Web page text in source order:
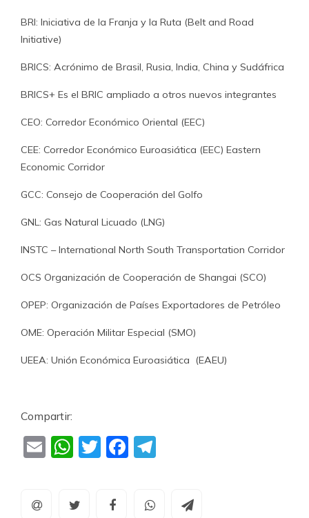
BRI: Iniciativa de la Franja y la Ruta (Belt and Road
Initiative)
BRICS: Acrónimo de Brasil, Rusia, India, China y Sudáfrica
BRICS+ Es el BRIC ampliado a otros nuevos integrantes
CEO: Corredor Económico Oriental (EEC)
CEE: Corredor Económico Euroasiática (EEC) Eastern
Economic Corridor
GCC: Consejo de Cooperación del Golfo
GNL: Gas Natural Licuado (LNG)
INSTC – International North South Transportation Corridor
OCS Organización de Cooperación de Shangai (SCO)
OPEP: Organización de Países Exportadores de Petróleo
OME: Operación Militar Especial (SMO)
UEEA: Unión Económica Euroasiática (EAEU)
Compartir:
EmailWhatsApp
TwitterFacebook